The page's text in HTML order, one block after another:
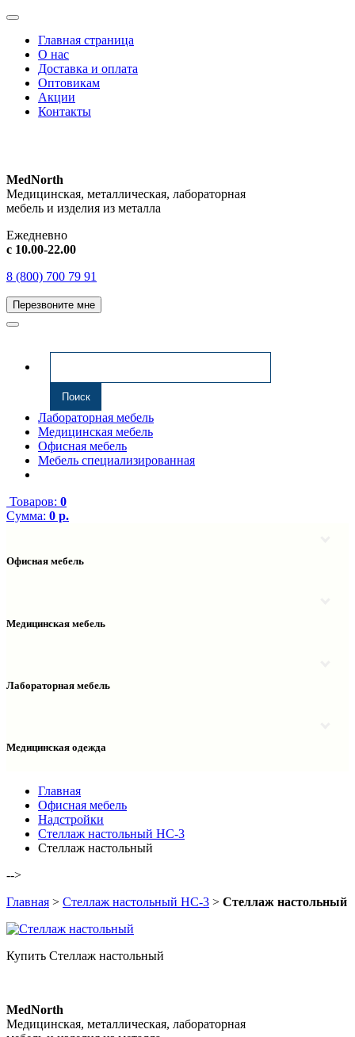
Главная страница
О нас
Доставка и оплата
Оптовикам
Акции
Контакты
MedNorth
Медицинская, металлическая, лабораторная
мебель и изделия из металла
Ежедневно
с 10.00-22.00
8 (800) 700 79 91
Перезвоните мне
Лабораторная мебель
Медицинская мебель
Офисная мебель
Мебель специализированная
Товаров: 0
Сумма: 0 р.
Офисная мебель
Надстройки
Столы рабочие
Шкафы колонки
Медицинская мебель
Шкафы колонки медицинские
Лабораторная мебель
Тумбы мойки лабораторные
Медицинская одежда
Главная
Офисная мебель
Надстройки
Стеллаж настольный НС-3
Стеллаж настольный
-->
Главная > Стеллаж настольный НС-3 > Стеллаж настольный
Купить Стеллаж настольный
MedNorth
Медицинская, металлическая, лабораторная